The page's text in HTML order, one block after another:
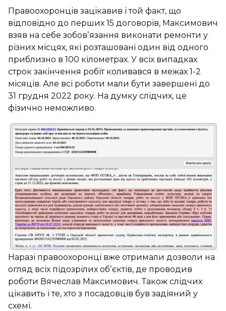
Правоохоронців зацікавив і той факт, що
відповідно до перших 15 договорів, Максимович
взяв на себе зобовʼязання виконати ремонти у
різних місцях, які розташовані один від одного
приблизно в 100 кілометрах. У всіх випадках
строк закінчення робіт коливався в межах 1-2
місяців. Але всі роботи мали бути завершені до
31 грудня 2022 року. На думку слідчих, це
фізично неможливо.
Наразі правоохоронці вже отримали дозволи на
огляд всіх підозрілих обʼєктів, де проводив
роботи Вячеслав Максимович. Також слідчих
цікавить і те, хто з посадовців був задіяний у
схемі.